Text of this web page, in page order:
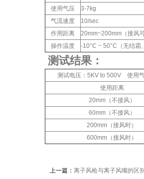
使用气压
3-7kg
气流速度
10/sec
作用距离
20mm~200mm（接风
操作温度
-10°C ~ 50°C（无结霜
测试结果：
测试电压：5KV to 500V 使
使用距离
20mm（不接风）
60mm（不接风）
200mm（接风时）
600mm（接风时）
上一篇： 离子风枪与离子风嘴的区